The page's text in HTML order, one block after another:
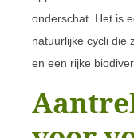
onderschat. Het is
natuurlijke cycli die
en een rijke